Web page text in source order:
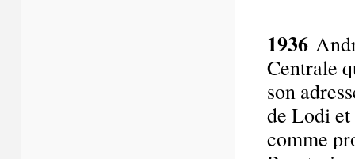
1936
Centrale
son
de Lodi et
comme